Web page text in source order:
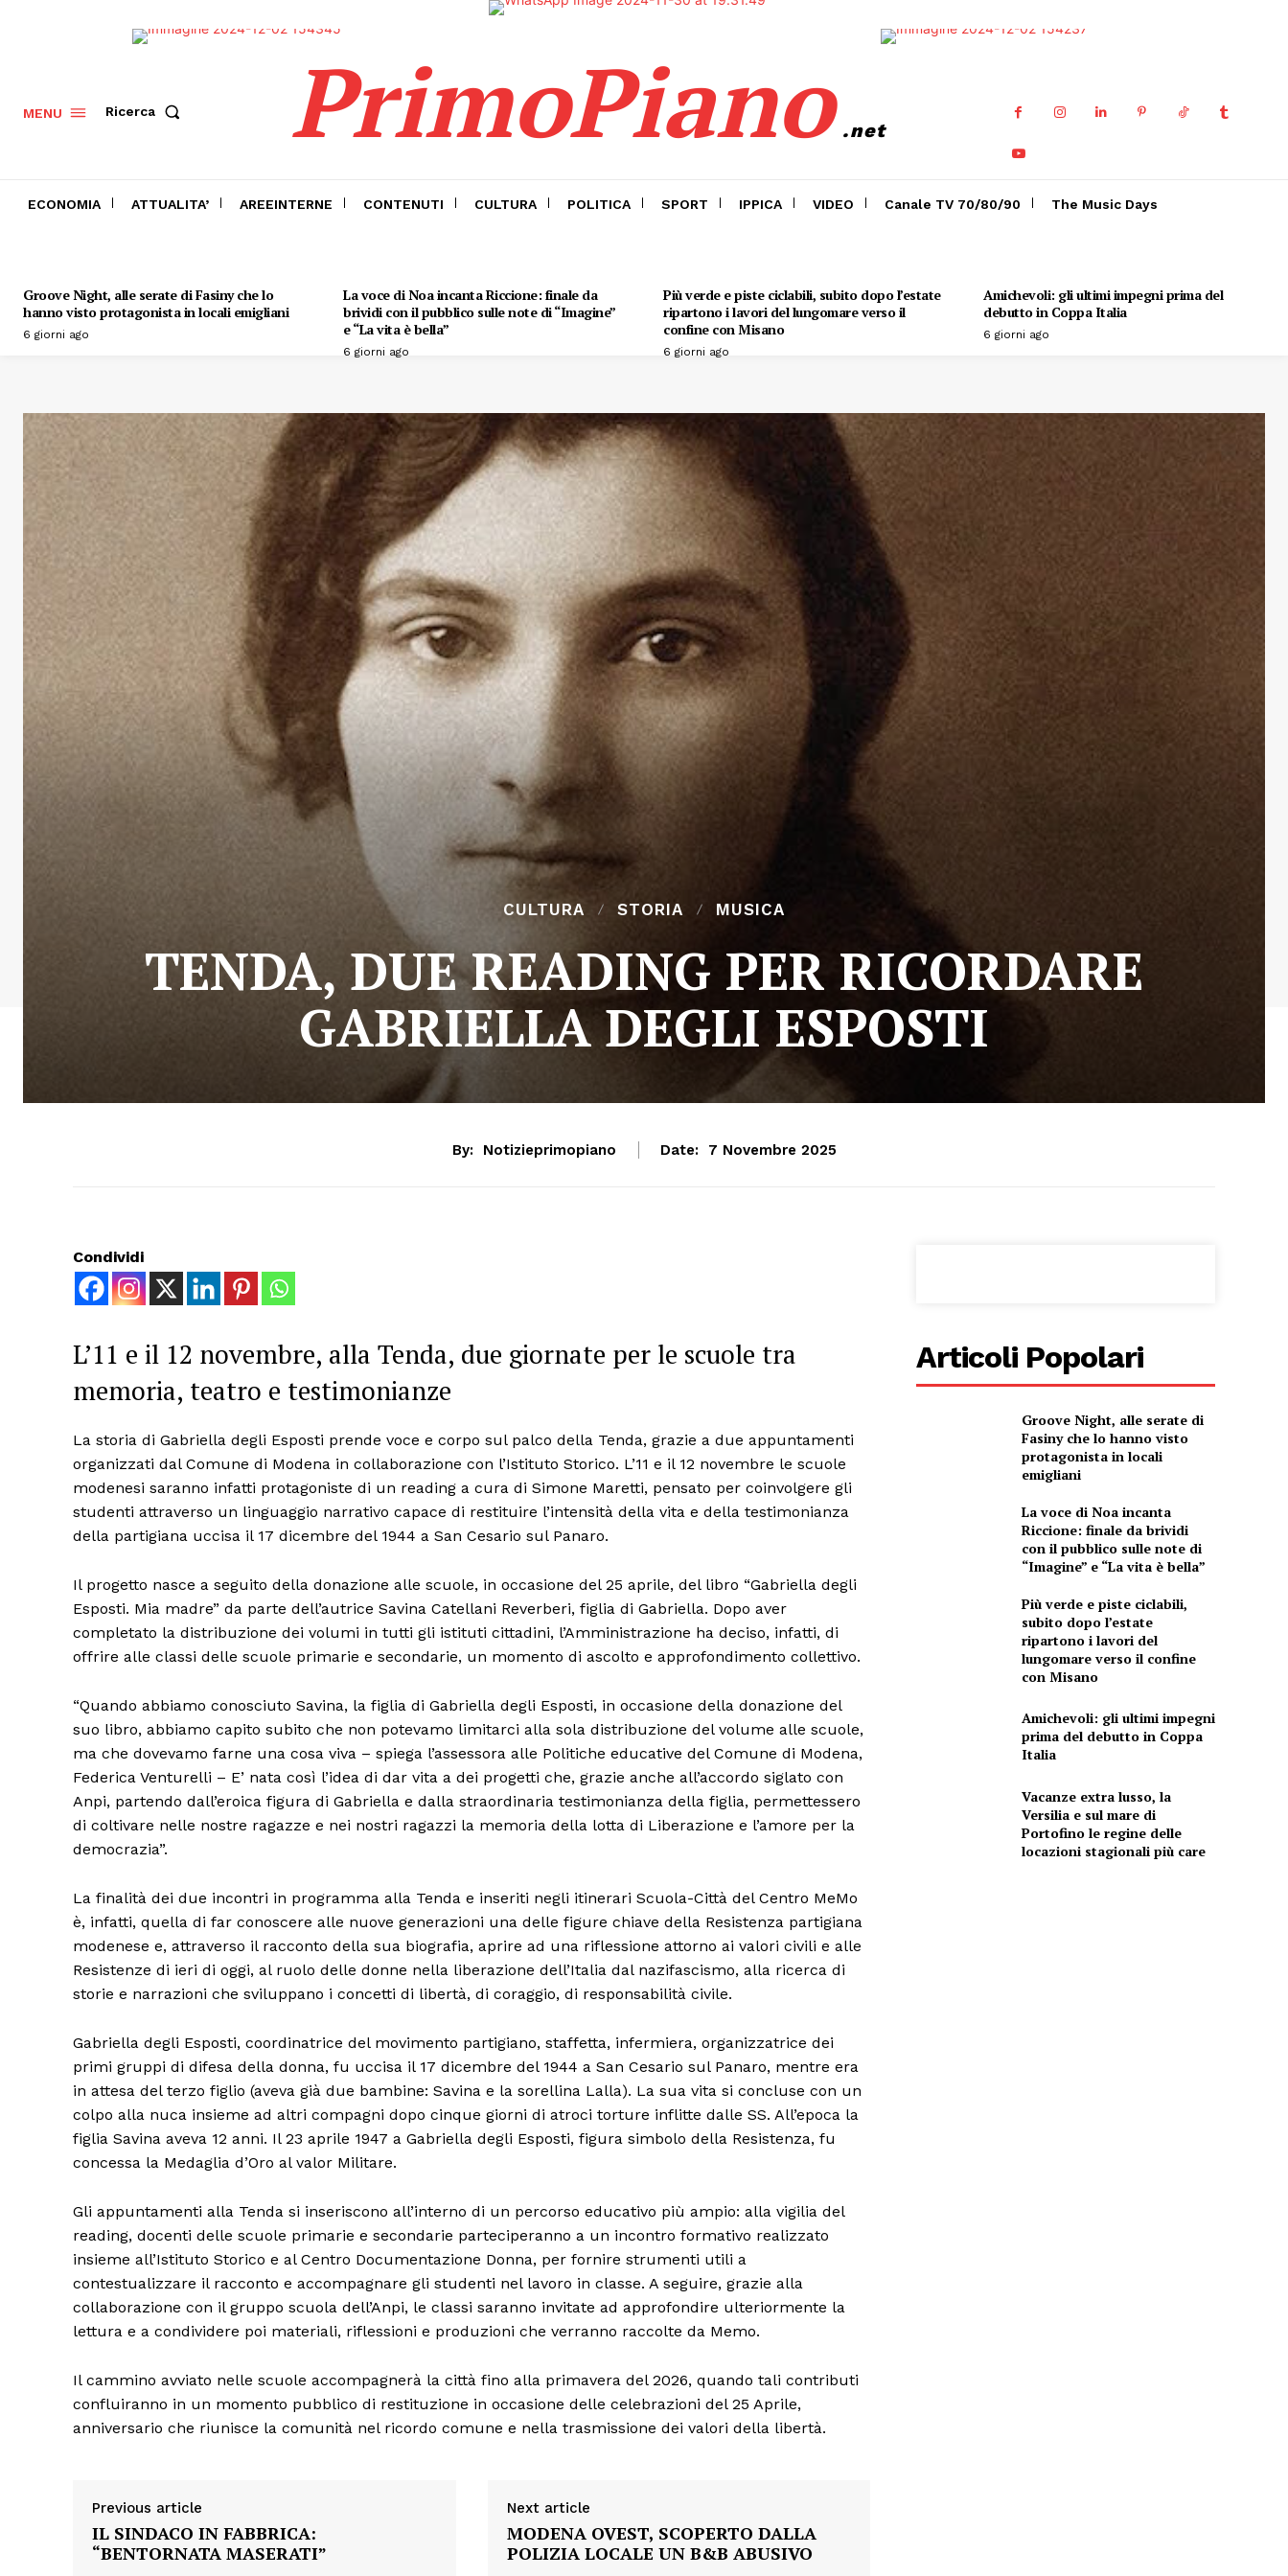
Condividi
Menu
AREEINTERNE
Canale TV 70/80/90
Esclusive
SPORT
MENU Ricerca PrimoPiano .net
ECONOMIA ATTUALITA’ AREEINTERNE CONTENUTI CULTURA POLITICA SPORT IPPICA VIDEO Canale TV 70/80/90 The Music Days
Groove Night, alle serate di Fasiny che lo
hanno visto protagonista in locali emigliani
6 giorni ago
La voce di Noa incanta Riccione: finale da
brividi con il pubblico sulle note di “Imagine”
e “La vita è bella”
6 giorni ago
Più verde e piste ciclabili, subito dopo l’estate
ripartono i lavori del lungomare verso il
confine con Misano
6 giorni ago
Amichevoli: gli ultimi impegni prima del
debutto in Coppa Italia
6 giorni ago
CULTURA STORIA MUSICA
TENDA, DUE READING PER RICORDARE
GABRIELLA DEGLI ESPOSTI
By: Notizieprimopiano Date: 7 Novembre 2025
Condividi
L’11 e il 12 novembre, alla Tenda, due giornate per le scuole tra
memoria, teatro e testimonianze
La storia di Gabriella degli Esposti prende voce e corpo sul palco della Tenda, grazie a due appuntamenti
organizzati dal Comune di Modena in collaborazione con l’Istituto Storico. L’11 e il 12 novembre le scuole
modenesi saranno infatti protagoniste di un reading a cura di Simone Maretti, pensato per coinvolgere gli
studenti attraverso un linguaggio narrativo capace di restituire l’intensità della vita e della testimonianza
della partigiana uccisa il 17 dicembre del 1944 a San Cesario sul Panaro.
Il progetto nasce a seguito della donazione alle scuole, in occasione del 25 aprile, del libro “Gabriella degli
Esposti. Mia madre” da parte dell’autrice Savina Catellani Reverberi, figlia di Gabriella. Dopo aver
completato la distribuzione dei volumi in tutti gli istituti cittadini, l’Amministrazione ha deciso, infatti, di
offrire alle classi delle scuole primarie e secondarie, un momento di ascolto e approfondimento collettivo.
“Quando abbiamo conosciuto Savina, la figlia di Gabriella degli Esposti, in occasione della donazione del
suo libro, abbiamo capito subito che non potevamo limitarci alla sola distribuzione del volume alle scuole,
ma che dovevamo farne una cosa viva – spiega l’assessora alle Politiche educative del Comune di Modena,
Federica Venturelli – E’ nata così l’idea di dar vita a dei progetti che, grazie anche all’accordo siglato con
Anpi, partendo dall’eroica figura di Gabriella e dalla straordinaria testimonianza della figlia, permettessero
di coltivare nelle nostre ragazze e nei nostri ragazzi la memoria della lotta di Liberazione e l’amore per la
democrazia”.
La finalità dei due incontri in programma alla Tenda e inseriti negli itinerari Scuola-Città del Centro MeMo
è, infatti, quella di far conoscere alle nuove generazioni una delle figure chiave della Resistenza partigiana
modenese e, attraverso il racconto della sua biografia, aprire ad una riflessione attorno ai valori civili e alle
Resistenze di ieri di oggi, al ruolo delle donne nella liberazione dell’Italia dal nazifascismo, alla ricerca di
storie e narrazioni che sviluppano i concetti di libertà, di coraggio, di responsabilità civile.
Gabriella degli Esposti, coordinatrice del movimento partigiano, staffetta, infermiera, organizzatrice dei
primi gruppi di difesa della donna, fu uccisa il 17 dicembre del 1944 a San Cesario sul Panaro, mentre era
in attesa del terzo figlio (aveva già due bambine: Savina e la sorellina Lalla). La sua vita si concluse con un
colpo alla nuca insieme ad altri compagni dopo cinque giorni di atroci torture inflitte dalle SS. All’epoca la
figlia Savina aveva 12 anni. Il 23 aprile 1947 a Gabriella degli Esposti, figura simbolo della Resistenza, fu
concessa la Medaglia d’Oro al valor Militare.
Gli appuntamenti alla Tenda si inseriscono all’interno di un percorso educativo più ampio: alla vigilia del
reading, docenti delle scuole primarie e secondarie parteciperanno a un incontro formativo realizzato
insieme all’Istituto Storico e al Centro Documentazione Donna, per fornire strumenti utili a
contestualizzare il racconto e accompagnare gli studenti nel lavoro in classe. A seguire, grazie alla
collaborazione con il gruppo scuola dell’Anpi, le classi saranno invitate ad approfondire ulteriormente la
lettura e a condividere poi materiali, riflessioni e produzioni che verranno raccolte da Memo.
Il cammino avviato nelle scuole accompagnerà la città fino alla primavera del 2026, quando tali contributi
confluiranno in un momento pubblico di restituzione in occasione delle celebrazioni del 25 Aprile,
anniversario che riunisce la comunità nel ricordo comune e nella trasmissione dei valori della libertà.
Previous article
IL SINDACO IN FABBRICA:
“BENTORNATA MASERATI”
Next article
MODENA OVEST, SCOPERTO DALLA
POLIZIA LOCALE UN B&B ABUSIVO
Articoli Popolari
Groove Night, alle serate di
Fasiny che lo hanno visto
protagonista in locali
emigliani
La voce di Noa incanta
Riccione: finale da brividi
con il pubblico sulle note di
“Imagine” e “La vita è bella”
Più verde e piste ciclabili,
subito dopo l’estate
ripartono i lavori del
lungomare verso il confine
con Misano
Amichevoli: gli ultimi impegni
prima del debutto in Coppa
Italia
Vacanze extra lusso, la
Versilia e sul mare di
Portofino le regine delle
locazioni stagionali più care